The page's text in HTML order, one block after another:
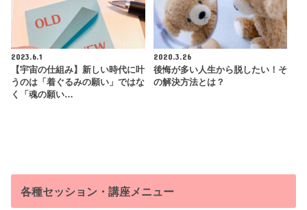
2023.6.1
【宇宙の仕組み】新しい時代に叶
うのは「着ぐるみの願い」ではな
く「魂の願い…
2020.3.26
後悔が多い人生から脱したい！そ
の解決方法とは？
各種セッション・講座メニュー